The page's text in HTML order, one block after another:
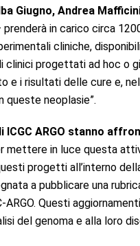
Giugno, Andrea
prenderà in carico circa
cliniche,
progettati ad hoc o
e i risultati delle cure e,
neoplasie”.
ARGO stanno
mettere in luce questa
progetti all’interno
a pubblicare una
Questi
del genoma e alla loro